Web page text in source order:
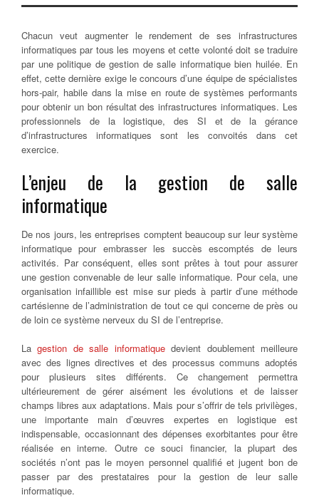
Chacun veut augmenter le rendement de ses infrastructures
informatiques par tous les moyens et cette volonté doit se traduire
par une politique de gestion de salle informatique bien huilée. En
effet, cette dernière exige le concours d’une équipe de spécialistes
hors-pair, habile dans la mise en route de systèmes performants
pour obtenir un bon résultat des infrastructures informatiques. Les
professionnels de la logistique, des SI et de la gérance
d’infrastructures informatiques sont les convoités dans cet
exercice.
L’enjeu de la gestion de salle
informatique
De nos jours, les entreprises comptent beaucoup sur leur système
informatique pour embrasser les succès escomptés de leurs
activités. Par conséquent, elles sont prêtes à tout pour assurer
une gestion convenable de leur salle informatique. Pour cela, une
organisation infaillible est mise sur pieds à partir d’une méthode
cartésienne de l’administration de tout ce qui concerne de près ou
de loin ce système nerveux du SI de l’entreprise.
Lagestion de salle informatiquedevient doublement meilleure
avec des lignes directives et des processus communs adoptés
pour plusieurs sites différents. Ce changement permettra
ultérieurement de gérer aisément les évolutions et de laisser
champs libres aux adaptations. Mais pour s’offrir de tels privilèges,
une importante main d’œuvres expertes en logistique est
indispensable, occasionnant des dépenses exorbitantes pour être
réalisée en interne. Outre ce souci financier, la plupart des
sociétés n’ont pas le moyen personnel qualifié et jugent bon de
passer par des prestataires pour la gestion de leur salle
informatique.